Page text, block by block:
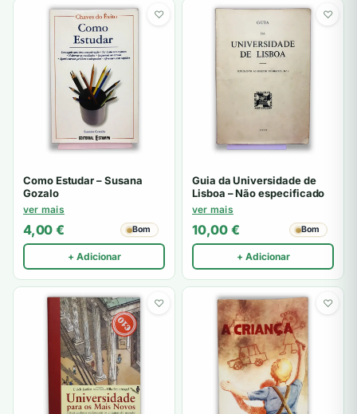
♡
Como Estudar – Susana
Gozalo
ver mais
4,00 € Bom
+ Adicionar
♡
Guia da Universidade de
Lisboa – Não especificado
ver mais
10,00 € Bom
+ Adicionar
♡ ♡